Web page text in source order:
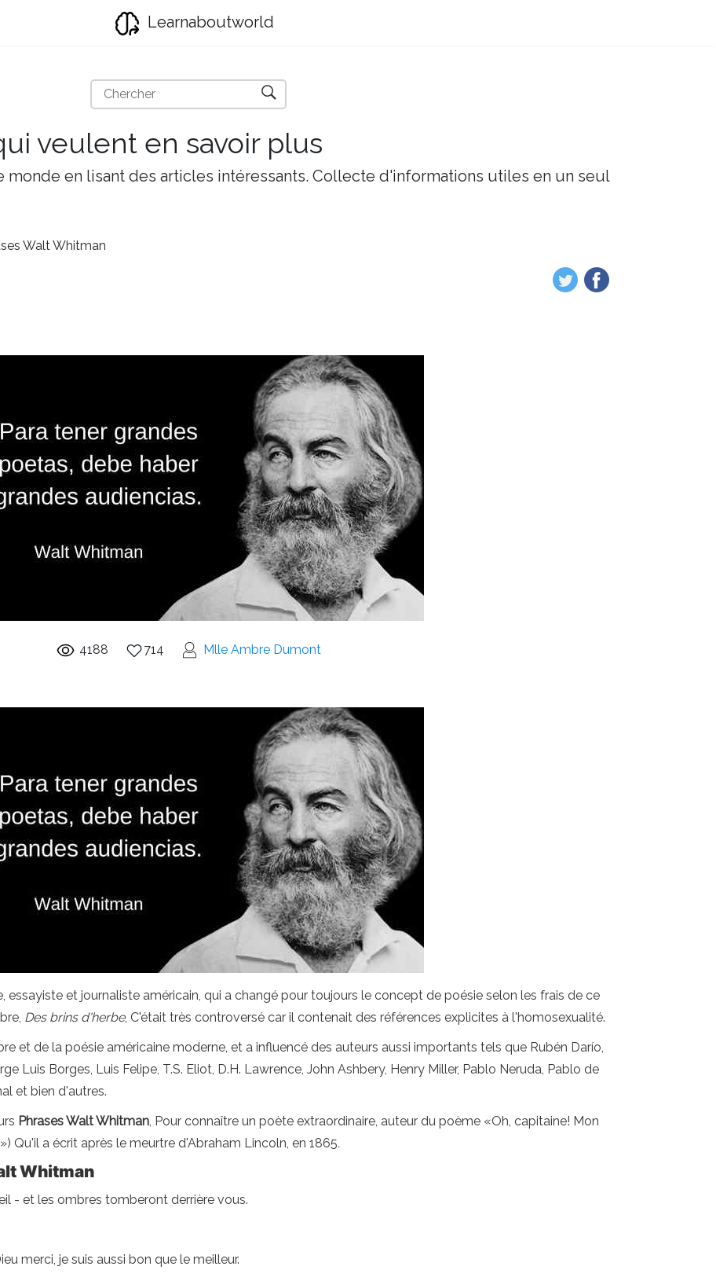
Learnaboutworld
veulent en savoir plus
en lisant des articles intéressants. Collecte d'informations utiles en un seul
Walt Whitman
4188 714 Mlle Ambre Dumont
essayiste et journaliste américain, qui a changé pour toujours le concept de poésie selon les frais de ce
Des brins d'herbe, C'était très controversé car il contenait des références explicites à l'homosexualité.
et de la poésie américaine moderne, et a influencé des auteurs aussi importants tels que Rubén Darío,
Luis Borges, Luis Felipe, T.S. Eliot, D.H. Lawrence, John Ashbery, Henry Miller, Pablo Neruda, Pablo de
et bien d'autres.
Phrases Walt Whitman, Pour connaître un poète extraordinaire, auteur du poème «Oh, capitaine! Mon
Qu'il a écrit après le meurtre d'Abraham Lincoln, en 1865.
Whitman
- et les ombres tomberont derrière vous.
merci, je suis aussi bon que le meilleur.